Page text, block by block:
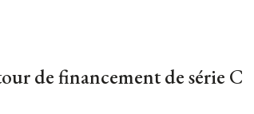
de financement de série C